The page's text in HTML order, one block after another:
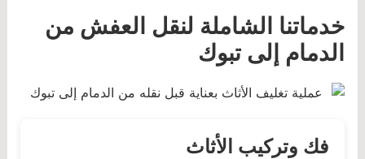
خدماتنا الشاملة لنقل العفش من
الدمام إلى تبوك
فك وتركيب الأثاث